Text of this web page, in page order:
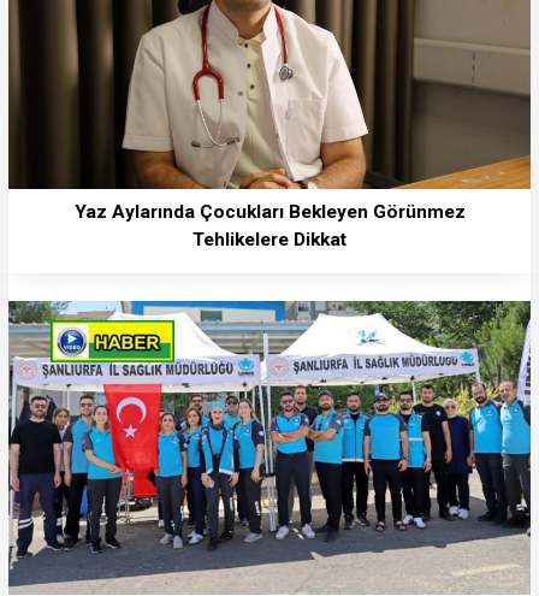
Yaz Aylarında Çocukları Bekleyen Görünmez
Tehlikelere Dikkat